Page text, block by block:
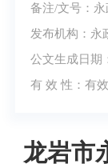
备注/文号：
发布机构：永
公文生成日期
有 效 性： 有效
龙岩市